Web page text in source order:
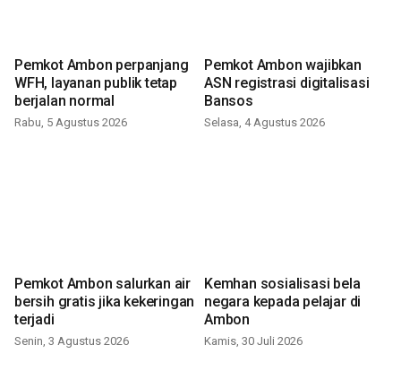
Pemkot Ambon perpanjang
WFH, layanan publik tetap
berjalan normal
Rabu, 5 Agustus 2026
Pemkot Ambon wajibkan
ASN registrasi digitalisasi
Bansos
Selasa, 4 Agustus 2026
Pemkot Ambon salurkan air
bersih gratis jika kekeringan
terjadi
Senin, 3 Agustus 2026
Kemhan sosialisasi bela
negara kepada pelajar di
Ambon
Kamis, 30 Juli 2026